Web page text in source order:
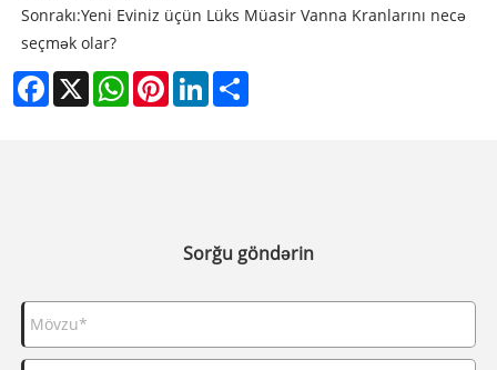
Sonrakı:Yeni Eviniz üçün Lüks Müasir Vanna Kranlarını necə
seçmək olar?
Facebook
X WhatsAppPinterestLinkedIn
Sorğu göndərin